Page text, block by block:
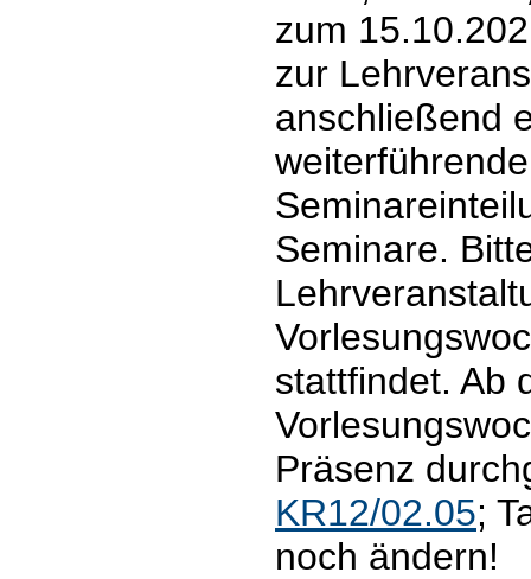
zum
zur
anschließend
Seminare.
stattfindet. Ab
Präsenz
KR12/02.05;
noch ändern!